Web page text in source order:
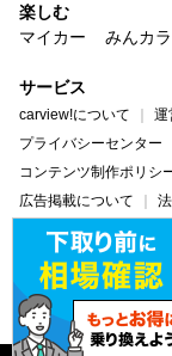
楽しむ
マイカー
みんカラ
サービス
carview!について 運
プライバシーセンター
コンテンツ制作ポリシ
広告掲載について
ヘルプ・お問い合わせ
carview! Yahoo!